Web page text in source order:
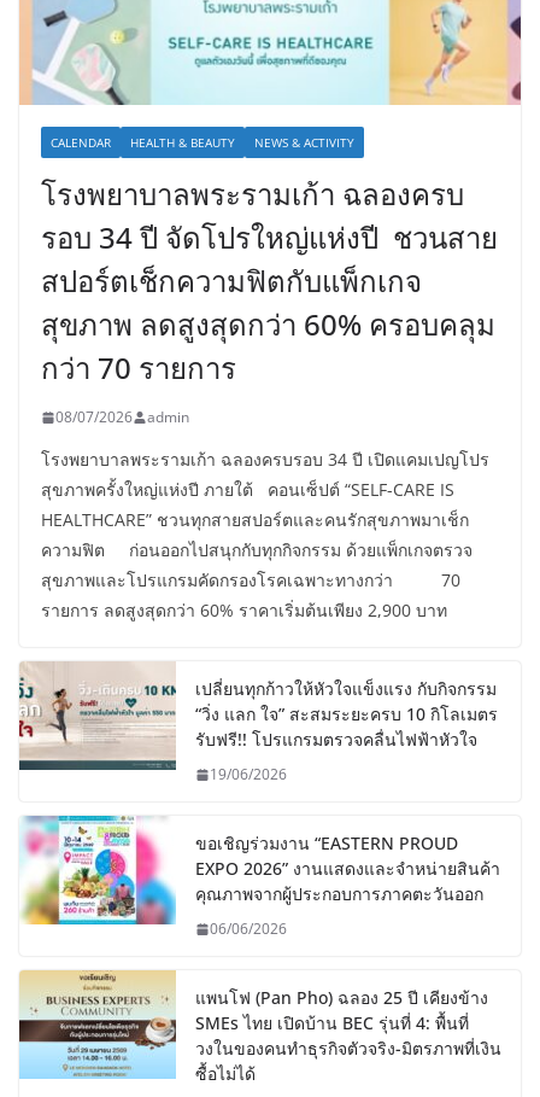
CALENDAR HEALTH & BEAUTY NEWS & ACTIVITY
โรงพยาบาลพระรามเก้า ฉลองครบ
รอบ 34 ปี จัดโปรใหญ่แห่งปี ชวนสาย
สปอร์ตเช็กความฟิตกับแพ็กเกจ
สุขภาพ ลดสูงสุดกว่า 60% ครอบคลุม
กว่า 70 รายการ
08/07/2026 admin
โรงพยาบาลพระรามเก้า ฉลองครบรอบ 34 ปี เปิดแคมเปญโปร
สุขภาพครั้งใหญ่แห่งปี ภายใต้ คอนเซ็ปต์ “SELF-CARE IS
HEALTHCARE” ชวนทุกสายสปอร์ตและคนรักสุขภาพมาเช็ก
ความฟิต ก่อนออกไปสนุกกับทุกกิจกรรม ด้วยแพ็กเกจตรวจ
สุขภาพและโปรแกรมคัดกรองโรคเฉพาะทางกว่า 70
รายการ ลดสูงสุดกว่า 60% ราคาเริ่มต้นเพียง 2,900 บาท
เปลี่ยนทุกก้าวให้หัวใจแข็งแรง กับกิจกรรม
“วิ่ง แลก ใจ” สะสมระยะครบ 10 กิโลเมตร
รับฟรี!! โปรแกรมตรวจคลื่นไฟฟ้าหัวใจ
19/06/2026
ขอเชิญร่วมงาน “EASTERN PROUD
EXPO 2026” งานแสดงและจำหน่ายสินค้า
คุณภาพจากผู้ประกอบการภาคตะวันออก
06/06/2026
แพนโฟ (Pan Pho) ฉลอง 25 ปี เคียงข้าง
SMEs ไทย เปิดบ้าน BEC รุ่นที่ 4: พื้นที่
วงในของคนทำธุรกิจตัวจริง-มิตรภาพที่เงิน
ซื้อไม่ได้